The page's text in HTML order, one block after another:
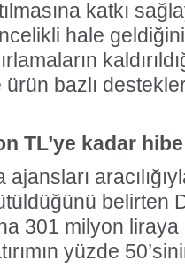
katkı
hale
ürün bazlı
TL’ye kadar hibe
belirten
301 milyon
yüzde